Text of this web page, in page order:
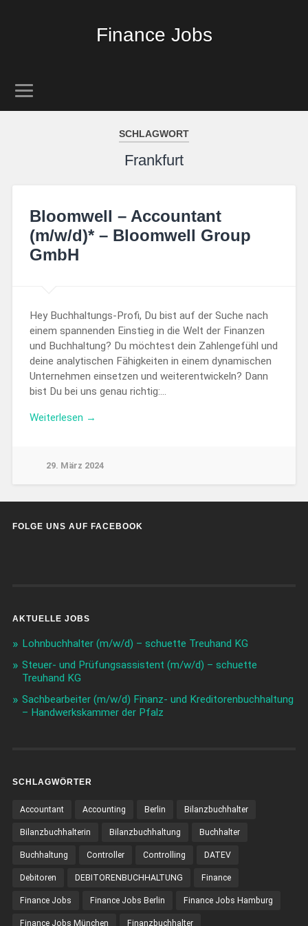
Finance Jobs
SCHLAGWORT
Frankfurt
Bloomwell – Accountant
(m/w/d)* – Bloomwell Group
GmbH
Hey Buchhaltungs-Profi, Du bist auf der Suche nach
einem spannenden Einstieg in die Welt der Finanzen
und Buchhaltung? Du möchtest dein Zahlengefühl und
deine analytischen Fähigkeiten in einem dynamischen
Unternehmen einsetzen und weiterentwickeln? Dann
bist Du bei uns genau richtig:…
Weiterlesen →
29. März 2024
FOLGE UNS AUF FACEBOOK
AKTUELLE JOBS
Lohnbuchhalter (m/w/d) – schuette Treuhand KG
Steuer- und Prüfungsassistent (m/w/d) – schuette
Treuhand KG
Sachbearbeiter (m/w/d) Finanz- und Kreditorenbuchhaltung
– Handwerkskammer der Pfalz
SCHLAGWÖRTER
Accountant Accounting Berlin Bilanzbuchhalter
Bilanzbuchhalterin Bilanzbuchhaltung Buchhalter
Buchhaltung Controller Controlling DATEV
Debitoren DEBITORENBUCHHALTUNG Finance
Finance Jobs Finance Jobs Berlin Finance Jobs Hamburg
Finance Jobs München Finanzbuchhalter